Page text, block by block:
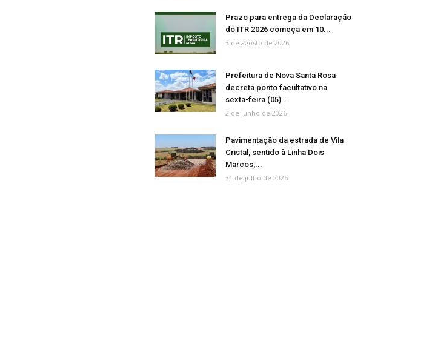
Prazo para entrega da Declaração
do ITR 2026 começa em 10...
3 de agosto de 2026
Prefeitura de Nova Santa Rosa
decreta ponto facultativo na
sexta-feira (05)...
2 de junho de 2026
Pavimentação da estrada de Vila
Cristal, sentido à Linha Dois
Marcos,...
31 de julho de 2026